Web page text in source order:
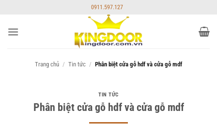
nội
0911.597.127
Trang chủ / Tin tức / Phân biệt cửa gỗ hdf và cửa gỗ mdf
TIN TỨC
Phân biệt cửa gỗ hdf và cửa gỗ mdf